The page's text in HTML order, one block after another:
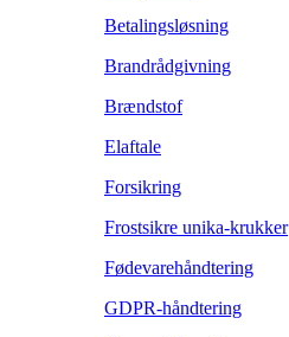
Betalingsløsning
Brandrådgivning
Brændstof
Elaftale
Forsikring
Frostsikre unika-krukker
Fødevarehåndtering
GDPR-håndtering